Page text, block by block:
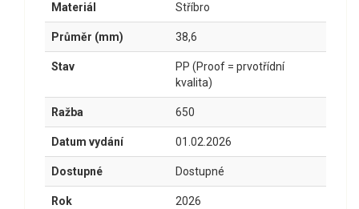
Materiál Stříbro
Průměr (mm) 38,6
Stav
PP (Proof = prvotřídní
kvalita)
Ražba 650
Datum vydání 01.02.2026
Dostupné Dostupné
Rok 2026